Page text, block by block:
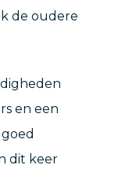
de oudere
en een
dit keer